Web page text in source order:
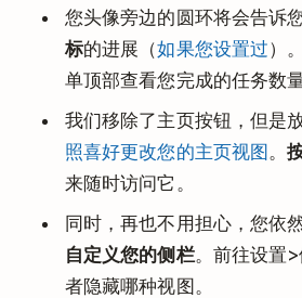
您头像旁边的圆环将会告诉
标的进展（如果您设置过）
单顶部查看您完成的任务数量
我们移除了主页按钮，但是
照喜好更改您的主页视图。
来随时访问它。
同时，再也不用担心，您依
自定义您的侧栏。前往设置
者隐藏哪种视图。